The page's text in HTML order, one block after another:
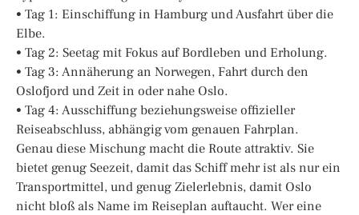
• Tag 1: Einschiffung in Hamburg und Ausfahrt über die
Elbe.
• Tag 2: Seetag mit Fokus auf Bordleben und Erholung.
• Tag 3: Annäherung an Norwegen, Fahrt durch den
Oslofjord und Zeit in oder nahe Oslo.
• Tag 4: Ausschiffung beziehungsweise offizieller
Reiseabschluss, abhängig vom genauen Fahrplan.
Genau diese Mischung macht die Route attraktiv. Sie
bietet genug Seezeit, damit das Schiff mehr ist als nur ein
Transportmittel, und genug Zielerlebnis, damit Oslo
nicht bloß als Name im Reiseplan auftaucht. Wer eine